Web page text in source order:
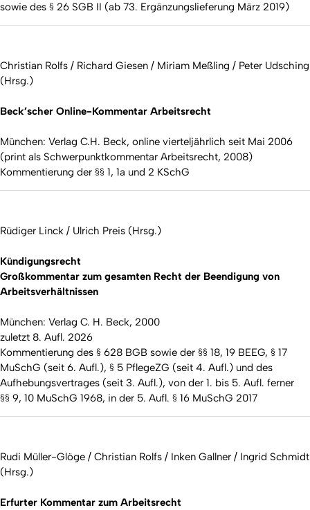
sowie des § 26 SGB II (ab 73. Ergänzungslieferung März 2019)
Christian Rolfs / Richard Giesen / Miriam Meßling / Peter Udsching
(Hrsg.)
Beck’scher Online-Kommentar Arbeitsrecht
München: Verlag C.H. Beck, online vierteljährlich seit Mai 2006
(print als Schwerpunktkommentar Arbeitsrecht, 2008)
Kommentierung der §§ 1, 1a und 2 KSchG
Rüdiger Linck / Ulrich Preis (Hrsg.)
Kündigungsrecht
Großkommentar zum gesamten Recht der Beendigung von
Arbeitsverhältnissen
München: Verlag C. H. Beck, 2000
zuletzt 8. Aufl. 2026
Kommentierung des § 628 BGB sowie der §§ 18, 19 BEEG, § 17
MuSchG (seit 6. Aufl.), § 5 PflegeZG (seit 4. Aufl.) und des
Aufhebungsvertrages (seit 3. Aufl.), von der 1. bis 5. Aufl. ferner
§§ 9, 10 MuSchG 1968, in der 5. Aufl. § 16 MuSchG 2017
Rudi Müller-Glöge / Christian Rolfs / Inken Gallner / Ingrid Schmidt
(Hrsg.)
Erfurter Kommentar zum Arbeitsrecht